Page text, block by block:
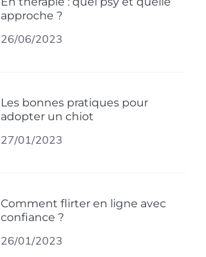
approche ?
26/06/2023
Les bonnes pratiques pour
adopter un chiot
27/01/2023
Comment flirter en ligne avec
confiance ?
26/01/2023